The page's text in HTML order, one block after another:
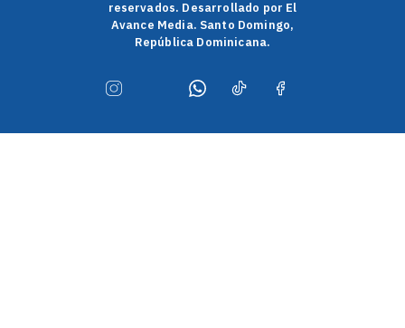
reservados. Desarrollado por El
Avance Media. Santo Domingo,
República Dominicana.